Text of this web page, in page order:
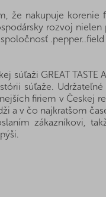
že nakupuje korenie
rozvoj
GREAT TASTE
súťaže.
firiem v Českej
a v čo najkratšom
zákazníkovi,